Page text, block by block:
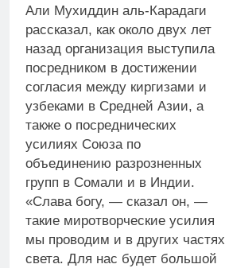
Али Мухиддин аль-Карадаги
рассказал, как около двух лет
назад организация выступила
посредником в достижении
согласия между киргизами и
узбеками в Средней Азии, а
также о посреднических
усилиях Союза по
объединению разрозненных
групп в Сомали и в Индии.
«Слава богу, — сказал он, —
такие миротворческие усилия
мы проводим и в других частях
света. Для нас будет большой